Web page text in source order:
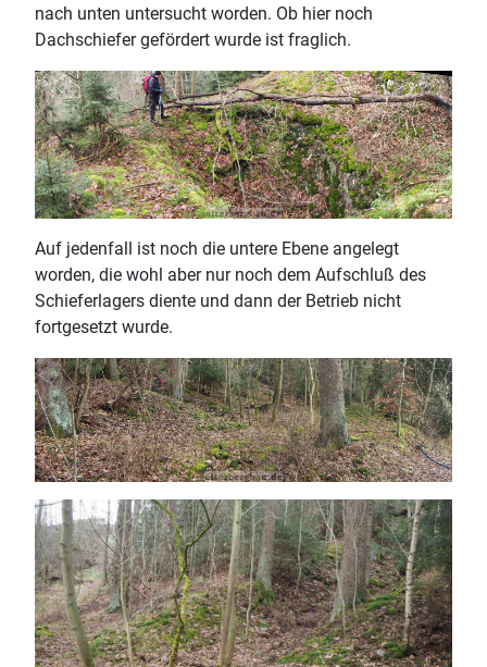
nach unten untersucht worden. Ob hier noch
Dachschiefer gefördert wurde ist fraglich.
Auf jedenfall ist noch die untere Ebene angelegt
worden, die wohl aber nur noch dem Aufschluß des
Schieferlagers diente und dann der Betrieb nicht
fortgesetzt wurde.